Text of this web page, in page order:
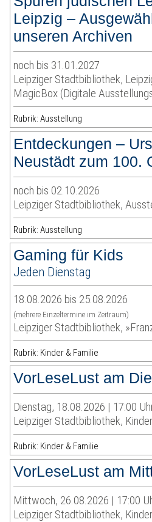
Leipzig –
unseren Archiven
noch bis 31.01.2027
Leipziger Stadtbibliothek,
MagicBox (Digitale
Rubrik: Ausstellung
Entdeckungen –
Neustädt zum 100.
noch bis 02.10.2026
Leipziger Stadtbibliothek,
Rubrik: Ausstellung
Gaming für Kids
Jeden Dienstag
18.08.2026 bis 25.08.2026
(mehrere Einzeltermine im Zeitraum)
Leipziger Stadtbibliothek,
Rubrik: Kinder & Familie
VorLeseLust am
Dienstag, 18.08.2026 | 17:00
Leipziger Stadtbibliothek,
Rubrik: Kinder & Familie
VorLeseLust am
Mittwoch, 26.08.2026 | 17:00
Leipziger Stadtbibliothek,